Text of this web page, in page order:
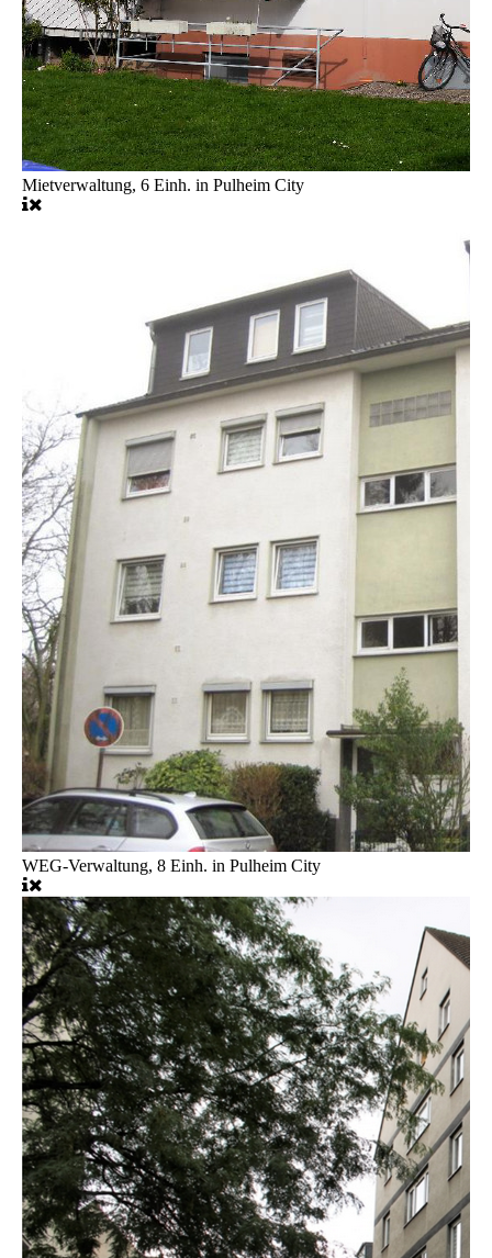
Mietverwaltung, 6 Einh. in Pulheim City
WEG-Verwaltung, 8 Einh. in Pulheim City